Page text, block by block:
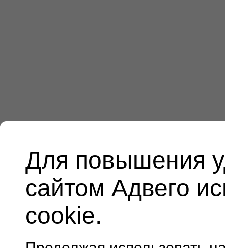
Для повышения
сайтом Адвего
cookie.